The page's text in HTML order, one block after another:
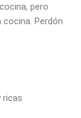
pero
Perdón
ricas